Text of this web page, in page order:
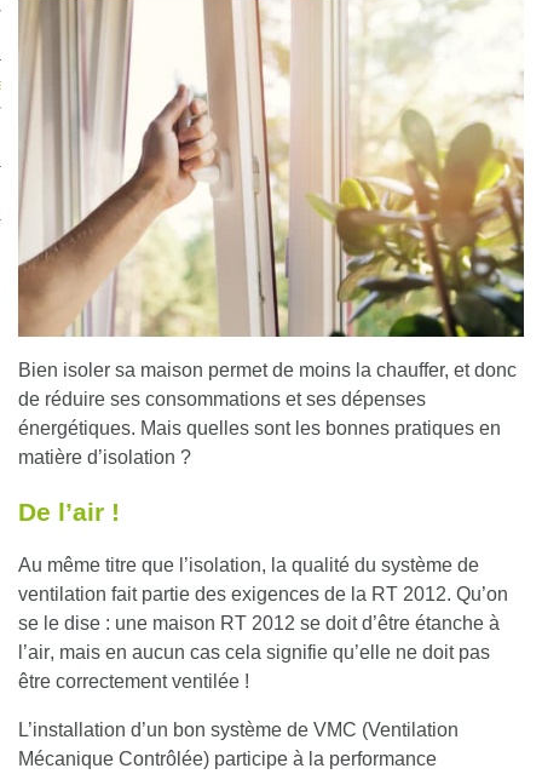
à NESTOR
Bien isoler sa maison permet de moins la chauffer, et donc
de réduire ses consommations et ses dépenses
énergétiques. Mais quelles sont les bonnes pratiques en
matière d’isolation ?
De l’air !
Au même titre que l’isolation, la qualité du système de
ventilation fait partie des exigences de la RT 2012. Qu’on
se le dise : une maison RT 2012 se doit d’être étanche à
l’air, mais en aucun cas cela signifie qu’elle ne doit pas
être correctement ventilée !
L’installation d’un bon système de VMC (Ventilation
Mécanique Contrôlée) participe à la performance